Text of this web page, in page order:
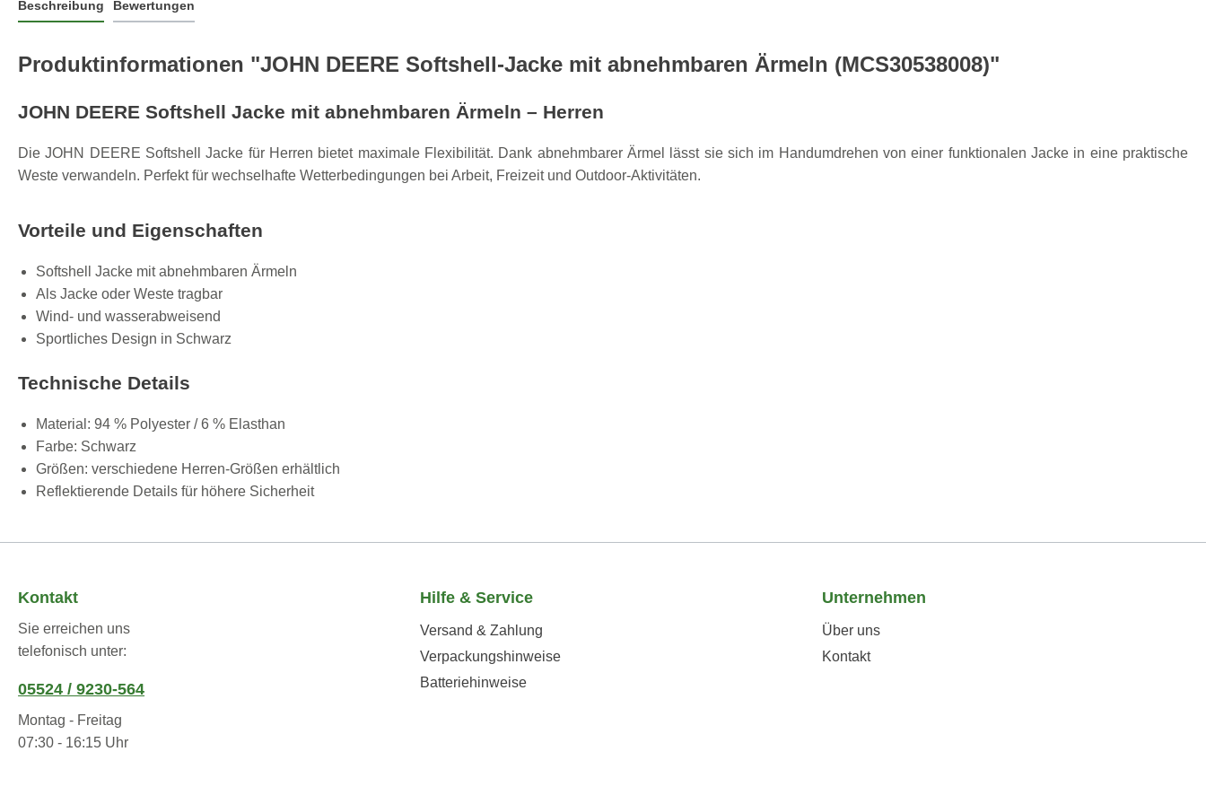
Beschreibung Bewertungen
Produktinformationen "JOHN DEERE Softshell-Jacke mit abnehmbaren Ärmeln (MCS30538008)"
JOHN DEERE Softshell Jacke mit abnehmbaren Ärmeln – Herren
Die JOHN DEERE Softshell Jacke für Herren bietet maximale Flexibilität. Dank abnehmbarer Ärmel lässt sie sich im Handumdrehen von einer funktionalen Jacke in eine praktische
Weste verwandeln. Perfekt für wechselhafte Wetterbedingungen bei Arbeit, Freizeit und Outdoor-Aktivitäten.
Vorteile und Eigenschaften
Softshell Jacke mit abnehmbaren Ärmeln
Als Jacke oder Weste tragbar
Wind- und wasserabweisend
Sportliches Design in Schwarz
Technische Details
Material: 94 % Polyester / 6 % Elasthan
Farbe: Schwarz
Größen: verschiedene Herren-Größen erhältlich
Reflektierende Details für höhere Sicherheit
Kontakt
Sie erreichen uns
telefonisch unter:
05524 / 9230-564
Montag - Freitag
07:30 - 16:15 Uhr
Hilfe & Service
Versand & Zahlung
Verpackungshinweise
Batteriehinweise
Unternehmen
Über uns
Kontakt